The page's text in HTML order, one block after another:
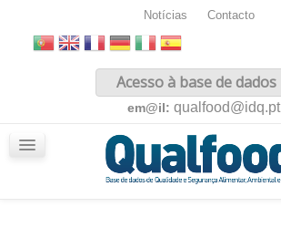
Notícias Contacto
Acesso à base de dados
em@il: qualfood@idq.pt